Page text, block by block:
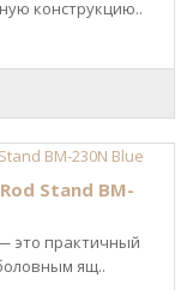
конструкцию..
Stand BM-
это практичный
ящ..